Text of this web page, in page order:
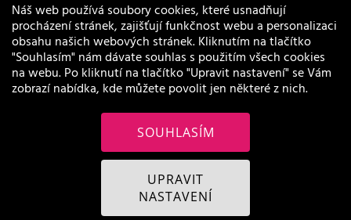
© 2011 - 2026 NaVlas.cz
Náš web používá soubory cookies, které usnadňují
procházení stránek, zajišťují funkčnost webu a personalizaci
obsahu našich webových stránek. Kliknutím na tlačítko
"Souhlasím" nám dávate souhlas s použitím všech cookies
na webu. Po kliknutí na tlačítko "Upravit nastavení" se Vám
zobrazí nabídka, kde můžete povolit jen některé z nich.
SOUHLASÍM
UPRAVIT
NASTAVENÍ